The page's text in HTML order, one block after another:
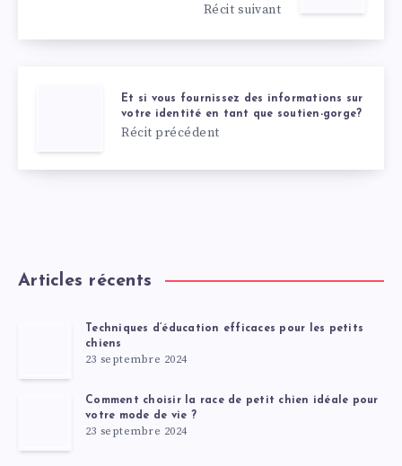
Récit suivant
Et si vous fournissez des informations sur
votre identité en tant que soutien-gorge?
Récit précédent
Articles récents
Techniques d’éducation efficaces pour les petits
chiens
23 septembre 2024
Comment choisir la race de petit chien idéale pour
votre mode de vie ?
23 septembre 2024